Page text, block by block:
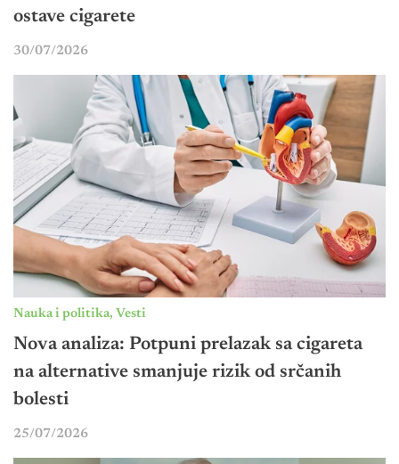
ostave cigarete
30/07/2026
Nauka i politika, Vesti
Nova analiza: Potpuni prelazak sa cigareta
na alternative smanjuje rizik od srčanih
bolesti
25/07/2026